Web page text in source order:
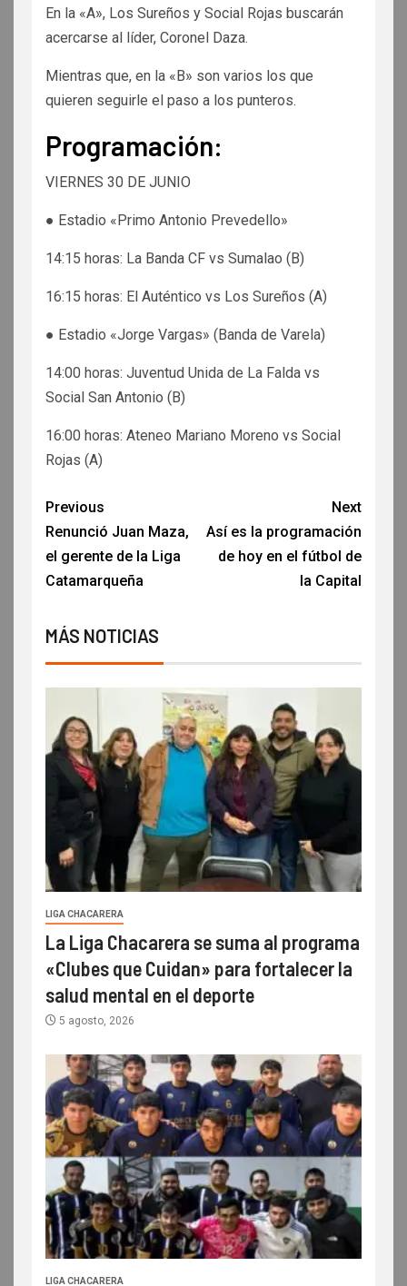
En la «A», Los Sureños y Social Rojas buscarán
acercarse al líder, Coronel Daza.
Mientras que, en la «B» son varios los que
quieren seguirle el paso a los punteros.
Programación:
VIERNES 30 DE JUNIO
● Estadio «Primo Antonio Prevedello»
14:15 horas: La Banda CF vs Sumalao (B)
16:15 horas: El Auténtico vs Los Sureños (A)
● Estadio «Jorge Vargas» (Banda de Varela)
14:00 horas: Juventud Unida de La Falda vs
Social San Antonio (B)
16:00 horas: Ateneo Mariano Moreno vs Social
Rojas (A)
Previous
Renunció Juan Maza,
el gerente de la Liga
Catamarqueña
Next
Así es la programación
de hoy en el fútbol de
la Capital
MÁS NOTICIAS
LIGA CHACARERA
La Liga Chacarera se suma al programa
«Clubes que Cuidan» para fortalecer la
salud mental en el deporte
5 agosto, 2026
LIGA CHACARERA